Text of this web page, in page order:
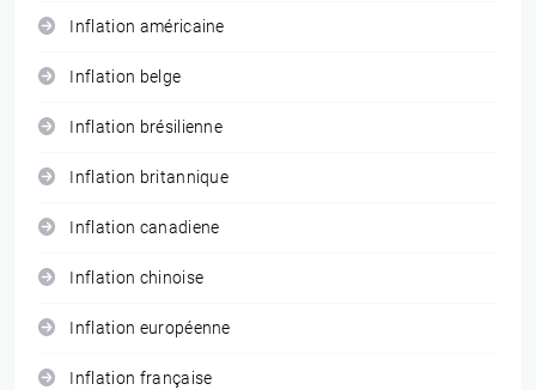
Inflation américaine
Inflation belge
Inflation brésilienne
Inflation britannique
Inflation canadiene
Inflation chinoise
Inflation européenne
Inflation française